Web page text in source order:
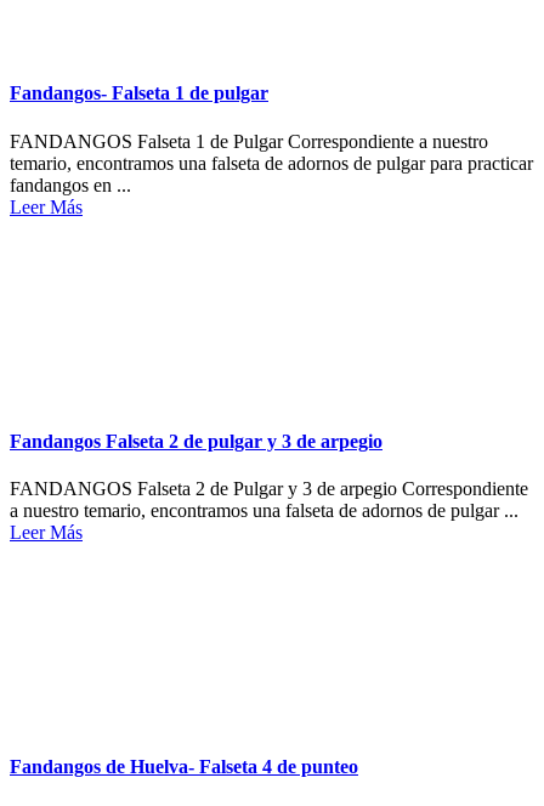
Fandangos- Falseta 1 de pulgar
FANDANGOS Falseta 1 de Pulgar Correspondiente a nuestro
temario, encontramos una falseta de adornos de pulgar para practicar
fandangos en ...
Leer Más
Fandangos Falseta 2 de pulgar y 3 de arpegio
FANDANGOS Falseta 2 de Pulgar y 3 de arpegio Correspondiente
a nuestro temario, encontramos una falseta de adornos de pulgar ...
Leer Más
Fandangos de Huelva- Falseta 4 de punteo